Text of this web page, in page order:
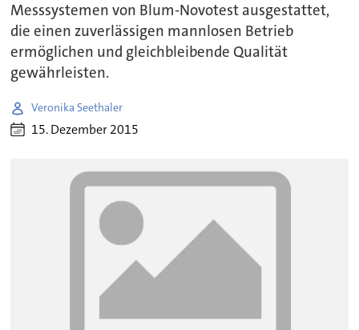
Messsystemen von Blum-Novotest ausgestattet,
die einen zuverlässigen mannlosen Betrieb
ermöglichen und gleichbleibende Qualität
gewährleisten.
Veronika Seethaler
15. Dezember 2015